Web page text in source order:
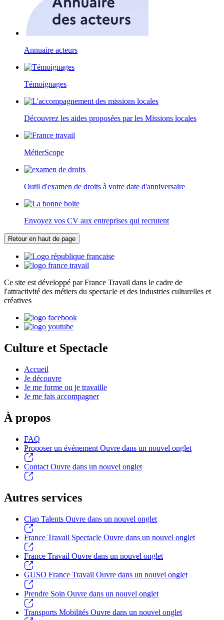
Annuaire acteurs
Témoignages
Découvrez les aides proposées par les Missions locales
MétierScope
Outil d'examen de droits à votre date d'anniversaire
Envoyez vos CV aux entreprises qui recrutent
Retour en haut de page
Ce site est développé par France Travail dans le cadre de
l'attractivité des métiers du spectacle et des industries culturelles et
créatives
Culture et Spectacle
Accueil
Je découvre
Je me forme ou je travaille
Je me fais accompagner
À propos
FAQ
Proposer un événement Ouvre dans un nouvel onglet
Contact Ouvre dans un nouvel onglet
Autres services
Clap Talents Ouvre dans un nouvel onglet
France Travail Spectacle Ouvre dans un nouvel onglet
France Travail Ouvre dans un nouvel onglet
GUSO France Travail Ouvre dans un nouvel onglet
Prendre Soin Ouvre dans un nouvel onglet
Transports Mobilités Ouvre dans un nouvel onglet